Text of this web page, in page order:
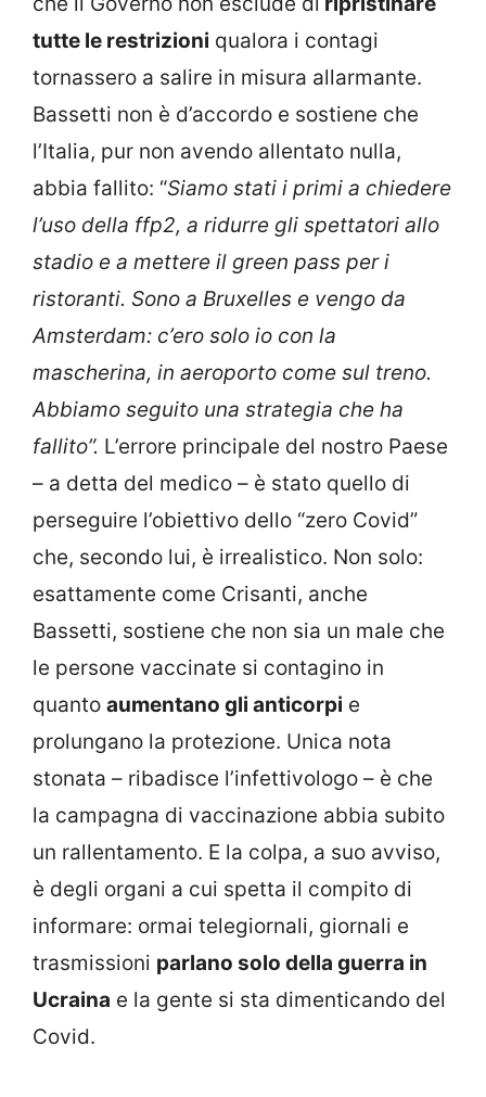
tutte le restrizioni qualora i contagi
tornassero a salire in misura allarmante.
Bassetti non è d’accordo e sostiene che
l’Italia, pur non avendo allentato nulla,
abbia fallito: “Siamo stati i primi a chiedere
l’uso della ffp2, a ridurre gli spettatori allo
stadio e a mettere il green pass per i
ristoranti. Sono a Bruxelles e vengo da
Amsterdam: c’ero solo io con la
mascherina, in aeroporto come sul treno.
Abbiamo seguito una strategia che ha
fallito”. L’errore principale del nostro Paese
– a detta del medico – è stato quello di
perseguire l’obiettivo dello “zero Covid”
che, secondo lui, è irrealistico. Non solo:
esattamente come Crisanti, anche
Bassetti, sostiene che non sia un male che
le persone vaccinate si contagino in
quanto aumentano gli anticorpi e
prolungano la protezione. Unica nota
stonata – ribadisce l’infettivologo – è che
la campagna di vaccinazione abbia subito
un rallentamento. E la colpa, a suo avviso,
è degli organi a cui spetta il compito di
informare: ormai telegiornali, giornali e
trasmissioni parlano solo della guerra in
Ucraina e la gente si sta dimenticando del
Covid.